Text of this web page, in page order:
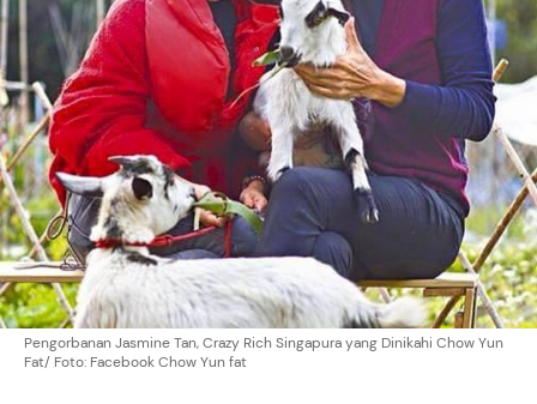
Pengorbanan Jasmine Tan, Crazy Rich Singapura yang Dinikahi Chow Yun
Fat/ Foto: Facebook Chow Yun fat